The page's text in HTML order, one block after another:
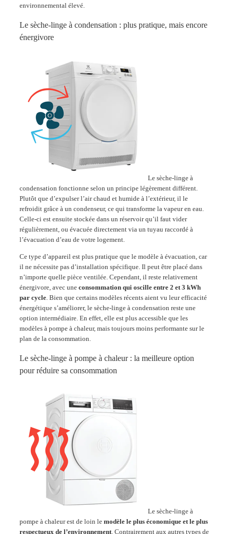
environnemental élevé.
Le sèche-linge à condensation : plus pratique, mais encore
énergivore
Le sèche-linge à
condensation fonctionne selon un principe légèrement différent.
Plutôt que d’expulser l’air chaud et humide à l’extérieur, il le
refroidit grâce à un condenseur, ce qui transforme la vapeur en eau.
Celle-ci est ensuite stockée dans un réservoir qu’il faut vider
régulièrement, ou évacuée directement via un tuyau raccordé à
l’évacuation d’eau de votre logement.
Ce type d’appareil est plus pratique que le modèle à évacuation, car
il ne nécessite pas d’installation spécifique. Il peut être placé dans
n’importe quelle pièce ventilée. Cependant, il reste relativement
énergivore, avec une consommation qui oscille entre 2 et 3 kWh
par cycle. Bien que certains modèles récents aient vu leur efficacité
énergétique s’améliorer, le sèche-linge à condensation reste une
option intermédiaire. En effet, elle est plus accessible que les
modèles à pompe à chaleur, mais toujours moins performante sur le
plan de la consommation.
Le sèche-linge à pompe à chaleur : la meilleure option
pour réduire sa consommation
Le sèche-linge à
pompe à chaleur est de loin le modèle le plus économique et le plus
respectueux de l’environnement. Contrairement aux autres types de